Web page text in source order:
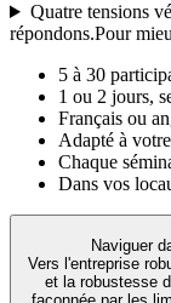
Quatre tensions
répondons.Pour
5 à 30
1 ou 2 jours,
Français ou
Adapté à
Chaque
Dans vos
Naviguer
Vers l'entreprise
et la robustesse